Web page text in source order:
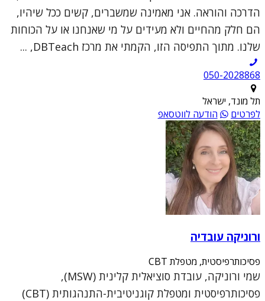
הדרכה והוראה. אני מאמינה שמשברים, קשים ככל שיהיו,
הם חלק מהחיים ולא מעידים על מי שאנחנו או על הכוחות
שלנו. מתוך התפיסה הזו, הקמתי את מרכז DBTeach, ...
050-2028868
תל מונד, ישראל
לפרטים
הודעה לווטסאפ
ורוניקה עובדיה
פסיכותרפיסטית, מטפלת CBT
שמי ורוניקה, עובדת סוציאלית קלינית (MSW),
פסיכותרפיסטית ומטפלת קוגניטיבית-התנהגותית (CBT)